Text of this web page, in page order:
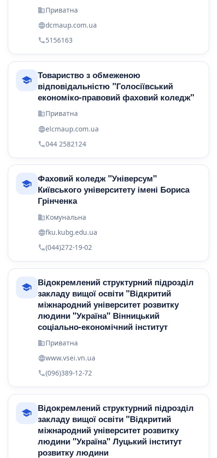
Приватна
dcmaup.com.ua
5156163
Товариство з обмеженою
відповідальністю "Голосіївський
економіко-правовий фаховий коледж"
Приватна
elcmaup.com.ua
044 2582124
Фаховий коледж "Універсум"
Київського університету імені Бориса
Грінченка
Комунальна
fku.kubg.edu.ua
(044)272-19-02
Відокремлений структурний підрозділ
закладу вищої освіти "Відкритий
міжнародний університет розвитку
людини "Україна" Вінницький
соціально-економічний інститут
Приватна
www.vsei.vn.ua
(096)389-12-72
Відокремлений структурний підрозділ
закладу вищої освіти "Відкритий
міжнародний університет розвитку
людини "Україна" Луцький інститут
розвитку людини